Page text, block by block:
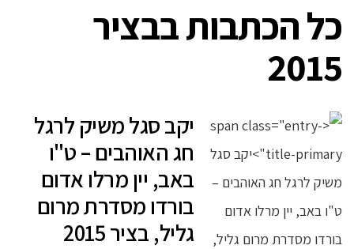
כל הכתבות בבציר
2015
יקב סגל משיק לרגל
חג האוהבים – ט"ו
באב, יין מרלו אדום
בורדו מסדרת מרום
גליל, בציר 2015